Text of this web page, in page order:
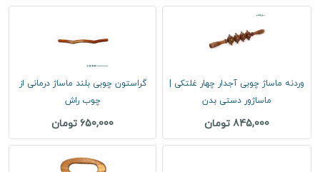
وردنه ماساژ چوبی آجدار چهار غلتکی |
ماساژور دستی بدن
845,000 تومان
گراستون چوبی بلند ماساژ درمانی از
چوب راش
650,000 تومان